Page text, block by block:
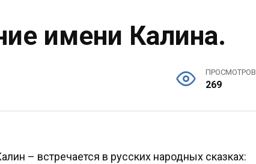
имени Калина.
ПРОСМОТРОВ
269
– встречается в русских народных сказках: